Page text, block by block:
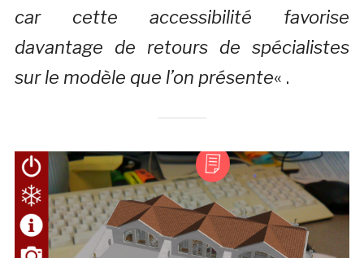
car cette accessibilité favorise
davantage de retours de spécialistes
sur le modèle que l’on présente« .